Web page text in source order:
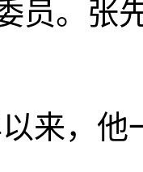
员。张
以来，